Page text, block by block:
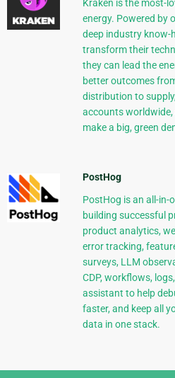
Kraken is the most-
energy. Powered by
deep industry know-
transform their
they can lead the
better outcomes
distribution to
accounts
make a big, green
PostHog
PostHog is an all-in-
building successful
product analytics,
error tracking,
surveys, LLM
CDP, workflows,
assistant to help
faster, and keep all
data in one stack.